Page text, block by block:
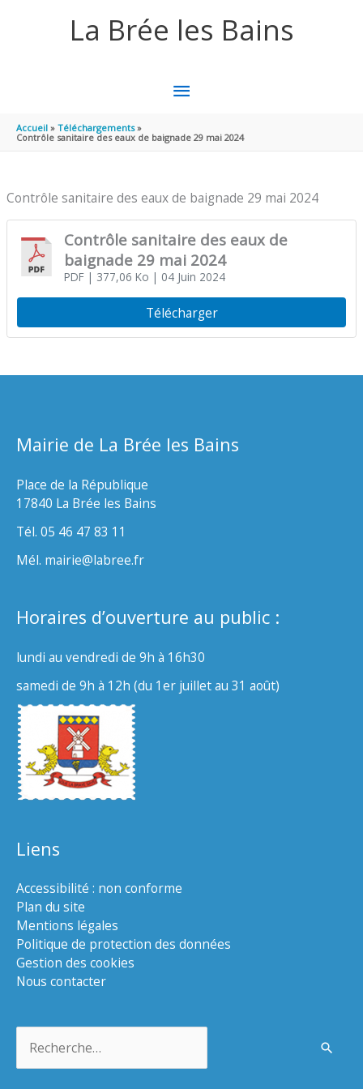
La Brée les Bains
MENU
PRINCIPAL
Accueil
Téléchargements
Contrôle sanitaire des eaux de baignade 29 mai 2024
Contrôle sanitaire des eaux de baignade 29 mai 2024
Contrôle sanitaire des eaux de
baignade 29 mai 2024
PDF| 377,06 Ko | 04 Juin 2024
Télécharger
Mairie de La Brée les Bains
Place de la République
17840 La Brée les Bains
Tél. 05 46 47 83 11
Mél. mairie@labree.fr
Horaires d’ouverture au public :
lundi au vendredi de 9h à 16h30
samedi de 9h à 12h (du 1er juillet au 31 août)
Liens
Accessibilité : non conforme
Plan du site
Mentions légales
Politique de protection des données
Gestion des cookies
Nous contacter